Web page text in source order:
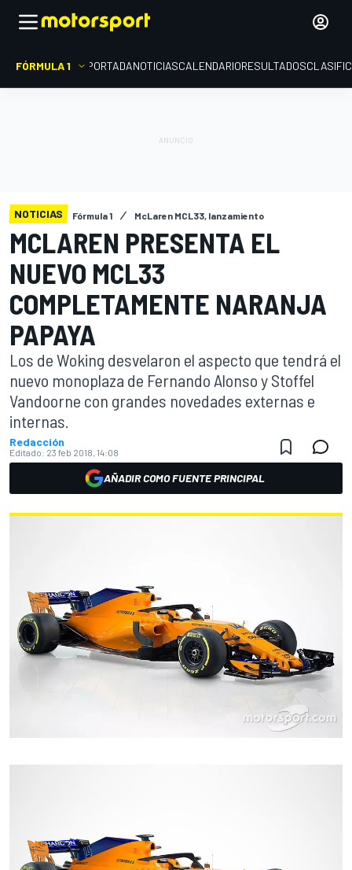
FÓRMULA 1 PORTADANOTICIASCALENDARIORESULTADOS
NOTICIAS Fórmula 1 McLaren MCL33, lanzamiento
MCLAREN PRESENTA EL
NUEVO MCL33
COMPLETAMENTE NARANJA
PAPAYA
Los de Woking desvelaron el aspecto que tendrá el
nuevo monoplaza de Fernando Alonso y Stoffel
Vandoorne con grandes novedades externas e
internas.
Redacción
Editado: 23 feb 2018, 14:08
AÑADIR COMO FUENTE PRINCIPAL